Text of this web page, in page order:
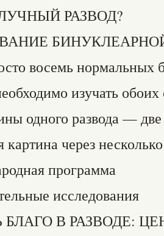
РАЗВОД?
восемь нормальных
изучать обоих
одного развода —
через
программа
исследования
БЛАГО В РАЗВОДЕ: